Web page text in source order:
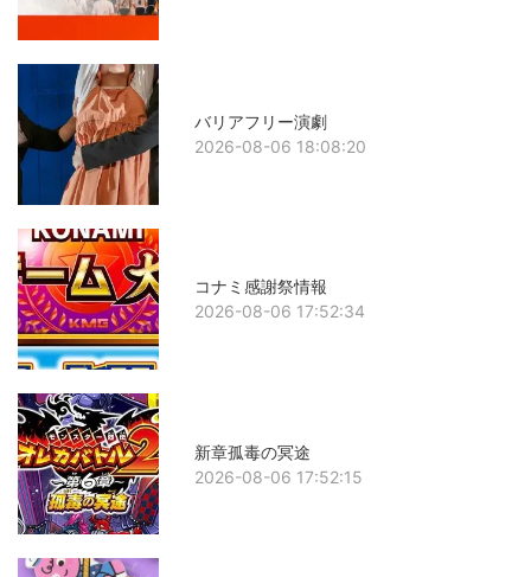
バリアフリー演劇
2026-08-06 18:08:20
コナミ感謝祭情報
2026-08-06 17:52:34
新章孤毒の冥途
2026-08-06 17:52:15